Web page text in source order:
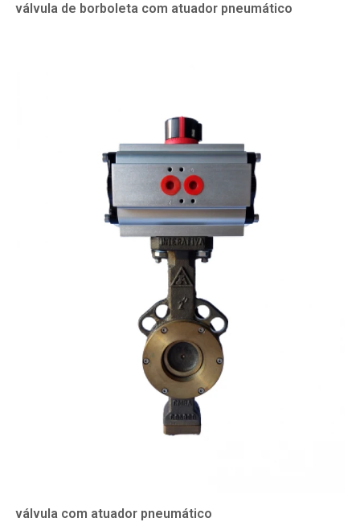
válvula de borboleta com atuador pneumático
válvula com atuador pneumático